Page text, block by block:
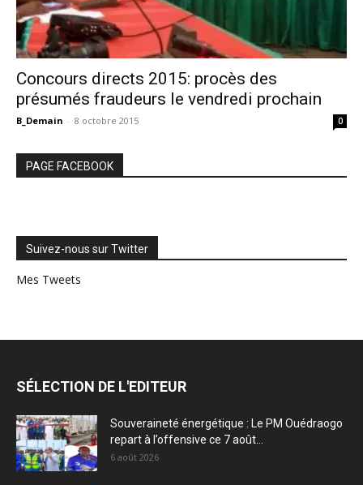
Concours directs 2015: procès des
présumés fraudeurs le vendredi prochain
B_Demain - 8 octobre 2015 0
PAGE FACEBOOK
Suivez-nous sur Twitter
Mes Tweets
SÉLECTION DE L'EDITEUR
Souveraineté énergétique : Le PM Ouédraogo
repart à l’offensive ce 7 août...
6 août 2026